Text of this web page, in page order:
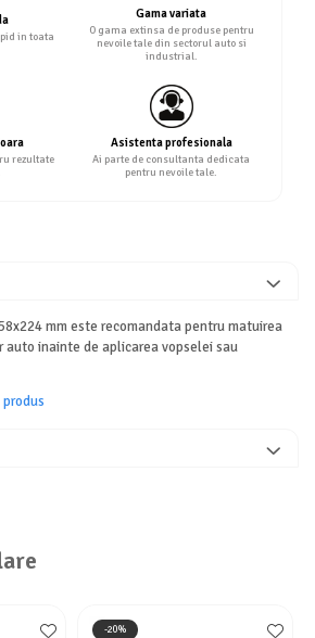
in toata
Gama variata
O gama extinsa de produse pentru
nevoile tale din sectorul auto si
industrial.
rezultate
Asistenta profesionala
Ai parte de consultanta dedicata
pentru nevoile tale.
mm este recomandata pentru matuirea
auto inainte de aplicarea vopselei sau
-20%